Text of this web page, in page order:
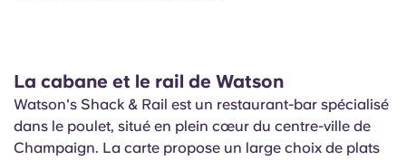
La cabane et le rail de Watson
Watson's Shack & Rail est un restaurant-bar spécialisé
dans le poulet, situé en plein cœur du centre-ville de
Champaign. La carte propose un large choix de plats